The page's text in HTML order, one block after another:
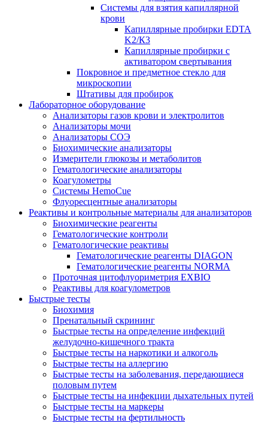
Системы для взятия капиллярной
крови
Капиллярные пробирки EDTA
K2/К3
Капиллярные пробирки с
активатором свертывания
Покровное и предметное стекло для
микроскопии
Штативы для пробирок
Лабораторное оборудование
Анализаторы газов крови и электролитов
Анализаторы мочи
Анализаторы СОЭ
Биохимические анализаторы
Измерители глюкозы и метаболитов
Гематологические анализаторы
Коагулометры
Системы HemoCue
Флуоресцентные анализаторы
Реактивы и контрольные материалы для анализаторов
Биохимические реагенты
Гематологические контроли
Гематологические реактивы
Гематологические реагенты DIAGON
Гематологические реагенты NORMA
Проточная цитофлуориметрия EXBIO
Реактивы для коагулометров
Быстрые тесты
Биохимия
Пренатальный скрининг
Быстрые тесты на определение инфекций
желудочно-кишечного тракта
Быстрые тесты на наркотики и алкоголь
Быстрые тесты на аллергию
Быстрые тесты на заболевания, передающиеся
половым путем
Быстрые тесты на инфекции дыхательных путей
Быстрые тесты на маркеры
Быстрые тесты на фертильность